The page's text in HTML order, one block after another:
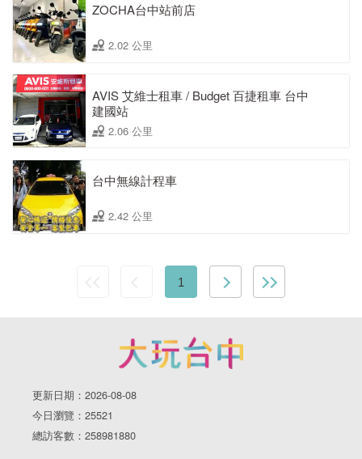
ZOCHA台中站前店
2.02 公里
AVIS 艾維士租車 / Budget 百捷租車 台中
建國站
2.06 公里
台中無線計程車
2.42 公里
1
更新日期：2026-08-08
今日瀏覽：25521
總訪客數：258981880